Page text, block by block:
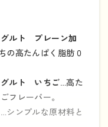
グルト プレーン加
の高たんぱく脂肪０
グルト いちご…高た
フレーバー。
…シンプルな原材料と